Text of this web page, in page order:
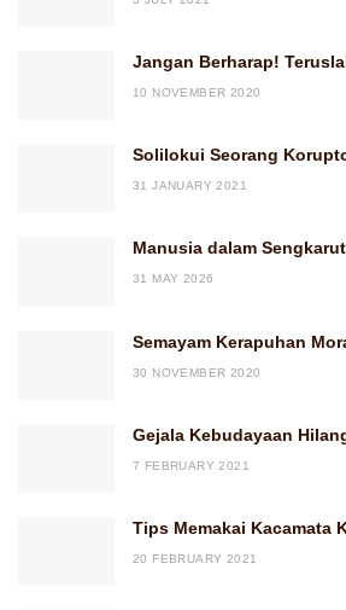
Jangan Berharap!
10 NOVEMBER 2020
Solilokui Seorang
31 JANUARY 2021
Manusia dalam
31 MAY 2026
Semayam Kerapuhan
30 NOVEMBER 2020
Gejala Kebudayaan
7 FEBRUARY 2021
Tips Memakai Kacamata
20 FEBRUARY 2021